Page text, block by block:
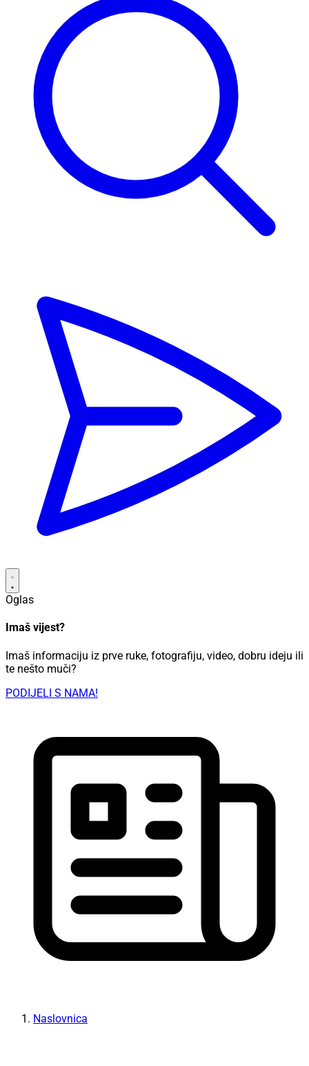
Oglas
Imaš vijest?
Imaš informaciju iz prve ruke, fotografiju, video, dobru ideju ili
te nešto muči?
PODIJELI S NAMA!
Naslovnica